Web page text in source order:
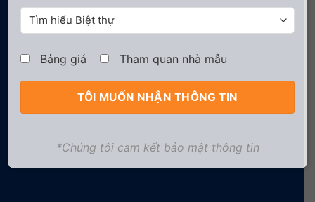
Bảng giá Tham quan nhà mẫu
*Chúng tôi cam kết bảo mật thông tin